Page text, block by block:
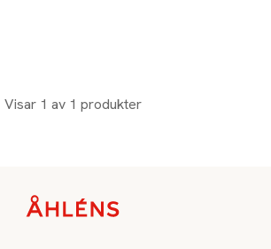
Visar 1 av 1 produkter